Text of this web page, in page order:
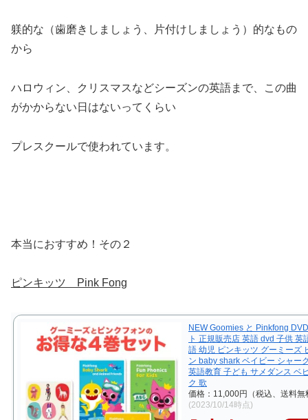
躾的な（歯磨きしましょう、片付けしましょう）的なもの
から
ハロウィン、クリスマスなどシーズンの英語まで、この曲
がかからない日はないってくらい
プレスクールで使われています。
本当におすすめ！その２
ピンキッツ Pink Fong
NEW Goomies と Pinkfong
ト 正規販売店 英語 dvd 子供 英
語 幼児 ピンキッツ グーミーズ
ン baby shark ベイビー シャー
英語教育 子ども サメダンス ベ
ク 歌
価格：11,000円（税込、送料無
(2023/10/14時点)